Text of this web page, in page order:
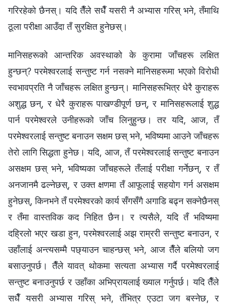
गरिरहेको छैनस्। यदि तैँले सधैँ यसरी नै अभ्यास गरिस् भने, तँमाथि
ठूला परीक्षा आउँदा तँ सुरक्षित हुनेछस्।
मानिसहरूको आन्तरिक अवस्थाको के कुरामा जाँचहरू लक्षित
हुन्छन्? परमेश्‍वरलाई सन्तुष्ट गर्न नसक्ने मानिसहरूमा भएको विरोधी
स्वभावप्रति नै जाँचहरू लक्षित हुन्छन्। मानिसहरूभित्र धेरै कुराहरू
अशुद्ध छन्, र धेरै कुराहरू पाखण्डीपूर्ण छन्, र मानिसहरूलाई शुद्ध
पार्न परमेश्‍वरले उनीहरूको जाँच लिनुहुन्छ। तर यदि, आज, तँ
परमेश्‍वरलाई सन्तुष्ट बनाउन सक्षम छस् भने, भविष्यमा आउने जाँचहरू
तेरो लागि सिद्धता हुनेछ। यदि, आज, तँ परमेश्‍वरलाई सन्तुष्ट बनाउन
असक्षम छस् भने, भविष्यका जाँचहरूले तँलाई परीक्षा गर्नेछन्, र तँ
अनजानमै ढल्नेछस्, र उक्त क्षणमा तँ आफूलाई सहयोग गर्न असक्षम
हुनेछस्, किनभने तँ परमेश्‍वरको कार्य सँगसँगै अगाडि बढ्न सक्नेछैनस्
र तँमा वास्तविक कद निहित छैन। र त्यसैले, यदि तँ भविष्यमा
दह्रिलो भएर खडा हुन, परमेश्‍वरलाई अझ राम्ररी सन्तुष्ट बनाउन, र
उहाँलाई अन्त्यसम्मै पछ्याउन चाहन्छस् भने, आज तैँले बलियो जग
बसाउनुपर्छ। तैँले यावत् थोकमा सत्यता अभ्यास गर्दै परमेश्‍वरलाई
सन्तुष्ट बनाउनुपर्छ र उहाँका अभिप्रायलाई ख्याल गर्नुपर्छ। यदि तैँले
सधैँ यसरी अभ्यास गरिस् भने, तँभित्र एउटा जग बस्नेछ, र